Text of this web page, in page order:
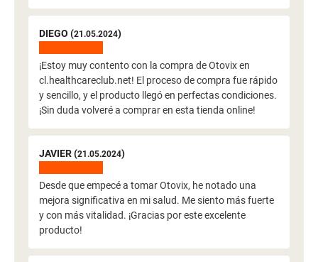
DIEGO (21.05.2024)
¡Estoy muy contento con la compra de Otovix en
cl.healthcareclub.net! El proceso de compra fue rápido
y sencillo, y el producto llegó en perfectas condiciones.
¡Sin duda volveré a comprar en esta tienda online!
JAVIER (21.05.2024)
Desde que empecé a tomar Otovix, he notado una
mejora significativa en mi salud. Me siento más fuerte
y con más vitalidad. ¡Gracias por este excelente
producto!